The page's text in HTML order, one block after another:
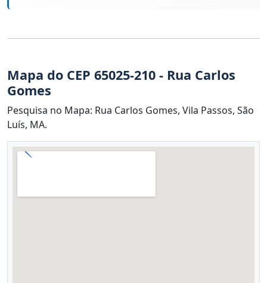
Mapa do CEP 65025-210 - Rua Carlos
Gomes
Pesquisa no Mapa: Rua Carlos Gomes, Vila Passos, São
Luís, MA.